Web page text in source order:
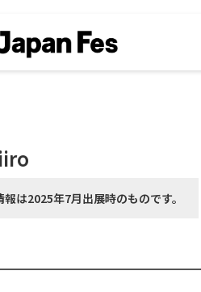
報は2025年7月出展時のものです。